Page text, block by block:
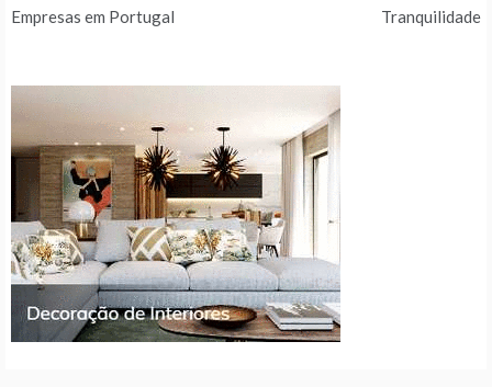
Empresas em Portugal
Tranquilidade